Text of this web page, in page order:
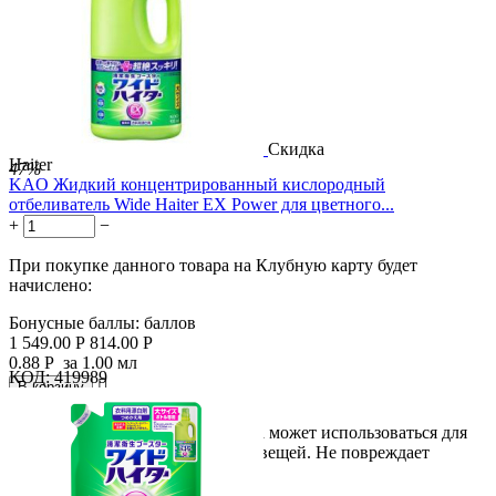
Скидка
47%
Haiter
KAO Жидкий концентрированный кислородный
отбеливатель Wide Haiter EX Power для цветного...
+
−
При покупке данного товара на Клубную карту будет
начислено:
Бонусные баллы: баллов
1 549.00 Р 814.00 Р
0.88 Р за 1.00 мл
В корзину

Отбеливатель кислородного типа может использоваться для
лучшего отстирывания цветных вещей. Не повреждает
КОД: 419989